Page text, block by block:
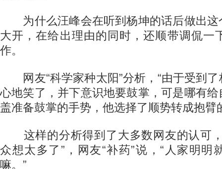
为什么汪峰会在听到杨坤的话后做出这
大开，在给出理由的同时，还顺带调侃一
作。
网友“科学家种太阳”分析，“由于受到了
心地笑了，并下意识地要鼓掌，可是哪有
盖准备鼓掌的手势，他选择了顺势转成抱臂
这样的分析得到了大多数网友的认可，
众想太多了”，网友“补药”说，“人家明明
嘛。”